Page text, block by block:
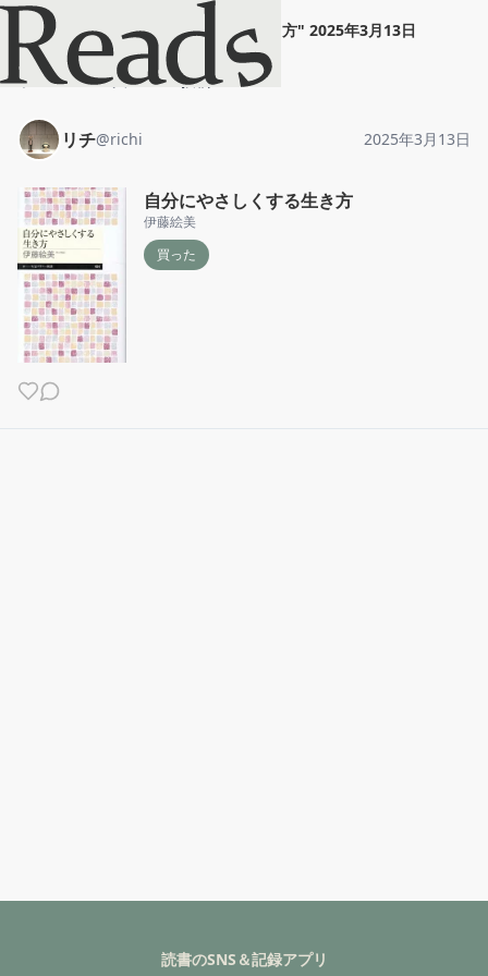
リチ" 自分にやさしくする生き方" 2025年3月13日
ホーム リチ 投稿
リチ@richi 2025年3月13日
自分にやさしくする生き方
伊藤絵美
買った
読書のSNS＆記録アプリ